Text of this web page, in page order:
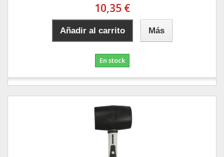
10,35 €
Añadir al carrito Más
En stock